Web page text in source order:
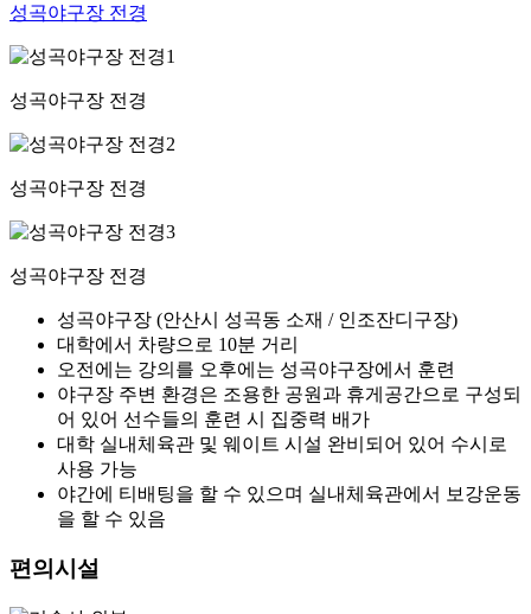
성곡야구장 전경
성곡야구장 전경
성곡야구장 전경
성곡야구장 전경
성곡야구장 (안산시 성곡동 소재 / 인조잔디구장)
대학에서 차량으로 10분 거리
오전에는 강의를 오후에는 성곡야구장에서 훈련
야구장 주변 환경은 조용한 공원과 휴게공간으로 구성되
어 있어 선수들의 훈련 시 집중력 배가
대학 실내체육관 및 웨이트 시설 완비되어 있어 수시로
사용 가능
야간에 티배팅을 할 수 있으며 실내체육관에서 보강운동
을 할 수 있음
편의시설